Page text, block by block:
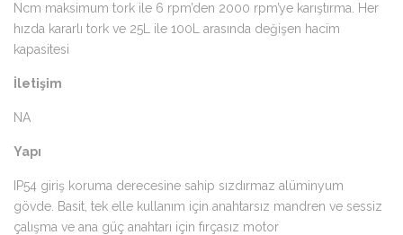
Ncm maksimum tork ile 6 rpm’den 2000 rpm’ye karıştırma. Her
hızda kararlı tork ve 25L ile 100L arasında değişen hacim
kapasitesi
İletişim
NA
Yapı
IP54 giriş koruma derecesine sahip sızdırmaz alüminyum
gövde. Basit, tek elle kullanım için anahtarsız mandren ve sessiz
çalışma ve ana güç anahtarı için fırçasız motor